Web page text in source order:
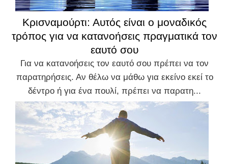
Κρισναμούρτι: Αυτός είναι ο μοναδικός
τρόπος για να κατανοήσεις πραγματικά τον
εαυτό σου
Για να κατανοήσεις τον εαυτό σου πρέπει να τον
παρατηρήσεις. Αν θέλω να μάθω για εκείνο εκεί το
δέντρο ή για ένα πουλί, πρέπει να παρατη...